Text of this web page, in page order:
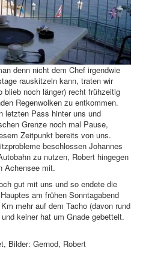
denn nicht dem Chef irgendwie
rauskitzeln kann, traten wir
noch länger) recht frühzeitig
Regenwolken zu entkommen.
letzten Pass hinter uns und
Grenze noch mal Pause,
Zeitpunkt bereits von uns.
beschlossen Johannes
zu nutzen, Robert hingegen
Achensee mit.
gut mit uns und so endete die
am frühen Sonntagabend
mehr auf dem Tacho (davon rund
keiner hat um Gnade gebettelt.
Bilder: Gernod, Robert